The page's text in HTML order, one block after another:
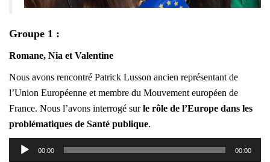
Groupe 1 :
Romane, Nia et Valentine
Nous avons rencontré Patrick Lusson ancien représentant de
l’Union Européenne et membre du Mouvement européen de
France. Nous l’avons interrogé surle rôle de l’Europe dans les
problématiques de Santé publique.
Lecteur
audio
00:00 00:00